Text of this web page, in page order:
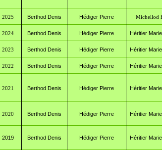
2025 Berthod Denis Hédiger Pierre Michellod
2024 Berthod Denis Hédiger Pierre Héritier
2023 Berthod Denis Hédiger Pierre Héritier
2022 Berthod Denis Hédiger Pierre Héritier
2021 Berthod Denis Hédiger Pierre Héritier
2020 Berthod Denis Hédiger Pierre Héritier
2019 Berthod Denis Hédiger Pierre Héritier